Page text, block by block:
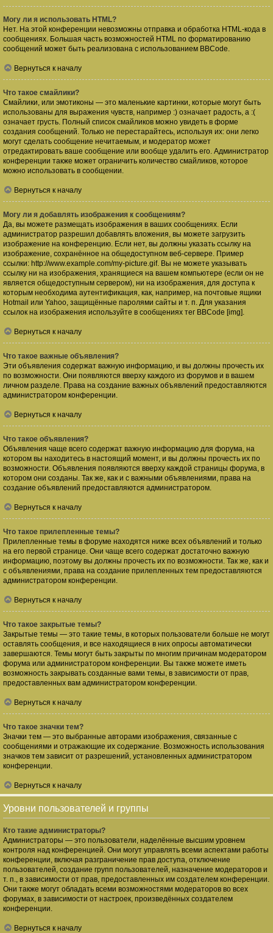
Могу ли я использовать HTML?
Нет. На этой конференции невозможны отправка и обработка HTML-кода в
сообщениях. Большая часть возможностей HTML по форматированию
сообщений может быть реализована с использованием BBCode.
Вернуться к началу
Что такое смайлики?
Смайлики, или эмотиконы — это маленькие картинки, которые могут быть
использованы для выражения чувств, например :) означает радость, а :(
означает грусть. Полный список смайликов можно увидеть в форме
создания сообщений. Только не перестарайтесь, используя их: они легко
могут сделать сообщение нечитаемым, и модератор может
отредактировать ваше сообщение или вообще удалить его. Администратор
конференции также может ограничить количество смайликов, которое
можно использовать в сообщении.
Вернуться к началу
Могу ли я добавлять изображения к сообщениям?
Да, вы можете размещать изображения в ваших сообщениях. Если
администратор разрешил добавлять вложения, вы можете загрузить
изображение на конференцию. Если нет, вы должны указать ссылку на
изображение, сохранённое на общедоступном веб-сервере. Пример
ссылки: http://www.example.com/my-picture.gif. Вы не можете указывать
ссылку ни на изображения, хранящиеся на вашем компьютере (если он не
является общедоступным сервером), ни на изображения, для доступа к
которым необходима аутентификация, как, например, на почтовые ящики
Hotmail или Yahoo, защищённые паролями сайты и т. п. Для указания
ссылок на изображения используйте в сообщениях тег BBCode [img].
Вернуться к началу
Что такое важные объявления?
Эти объявления содержат важную информацию, и вы должны прочесть их
по возможности. Они появляются вверху каждого из форумов и в вашем
личном разделе. Права на создание важных объявлений предоставляются
администратором конференции.
Вернуться к началу
Что такое объявления?
Объявления чаще всего содержат важную информацию для форума, на
котором вы находитесь в настоящий момент, и вы должны прочесть их по
возможности. Объявления появляются вверху каждой страницы форума, в
котором они созданы. Так же, как и с важными объявлениями, права на
создание объявлений предоставляются администратором.
Вернуться к началу
Что такое прилепленные темы?
Прилепленные темы в форуме находятся ниже всех объявлений и только
на его первой странице. Они чаще всего содержат достаточно важную
информацию, поэтому вы должны прочесть их по возможности. Так же, как и
с объявлениями, права на создание прилепленных тем предоставляются
администратором конференции.
Вернуться к началу
Что такое закрытые темы?
Закрытые темы — это такие темы, в которых пользователи больше не могут
оставлять сообщения, и все находящиеся в них опросы автоматически
завершаются. Темы могут быть закрыты по многим причинам модератором
форума или администратором конференции. Вы также можете иметь
возможность закрывать созданные вами темы, в зависимости от прав,
предоставленных вам администратором конференции.
Вернуться к началу
Что такое значки тем?
Значки тем — это выбранные авторами изображения, связанные с
сообщениями и отражающие их содержание. Возможность использования
значков тем зависит от разрешений, установленных администратором
конференции.
Вернуться к началу
Уровни пользователей и группы
Кто такие администраторы?
Администраторы — это пользователи, наделённые высшим уровнем
контроля над конференцией. Они могут управлять всеми аспектами работы
конференции, включая разграничение прав доступа, отключение
пользователей, создание групп пользователей, назначение модераторов и
т. п., в зависимости от прав, предоставленных им создателем конференции.
Они также могут обладать всеми возможностями модераторов во всех
форумах, в зависимости от настроек, произведённых создателем
конференции.
Вернуться к началу